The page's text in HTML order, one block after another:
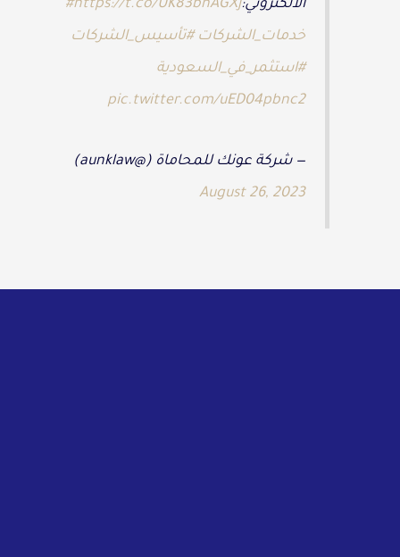
الالكتروني:https://t.co/UK83bnAGXj
#
خدمات_الشركات #تأسيس_الشركات
#استثمر_في_السعودية
pic.twitter.com/uED04pbnc2
— شركة عونك للمحاماة (@aunklaw)
August 26, 2023